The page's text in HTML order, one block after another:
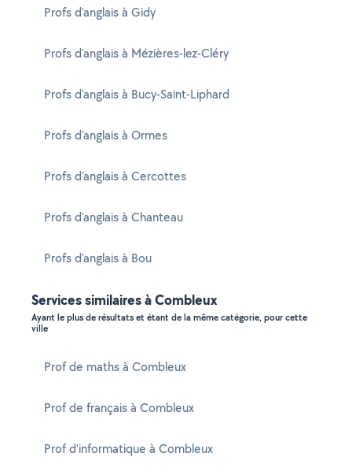
Profs d'anglais à Gidy
Profs d'anglais à Mézières-lez-Cléry
Profs d'anglais à Bucy-Saint-Liphard
Profs d'anglais à Ormes
Profs d'anglais à Cercottes
Profs d'anglais à Chanteau
Profs d'anglais à Bou
Services similaires à Combleux
Ayant le plus de résultats et étant de la même catégorie, pour cette
ville
Prof de maths à Combleux
Prof de français à Combleux
Prof d'informatique à Combleux